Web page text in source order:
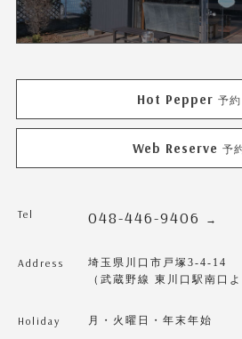
Hot Pepper 予約
Web Reserve 予
Tel 048-446-9406 →
Address
埼玉県川口市戸塚3-4-14
（武蔵野線 東川口駅南口
Holiday 月・火曜日・年末年始